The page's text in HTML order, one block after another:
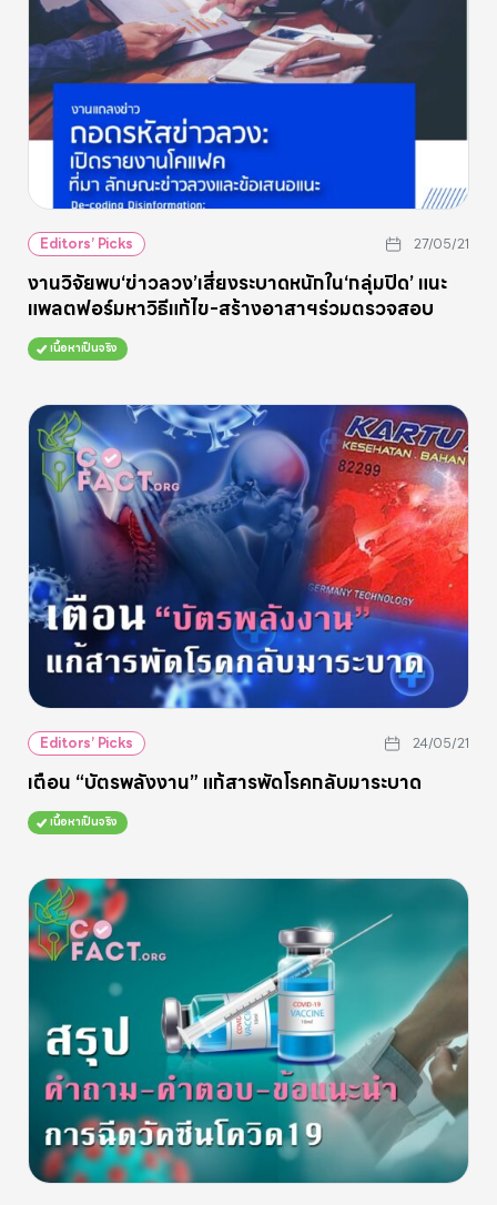
Editors’ Picks 27/05/21
งานวิจัยพบ‘ข่าวลวง’เสี่ยงระบาดหนักใน‘กลุ่มปิด’ แนะ
แพลตฟอร์มหาวิธีแก้ไข-สร้างอาสาฯร่วมตรวจสอบ
เนื้อหาเป็นจริง
Editors’ Picks 24/05/21
เตือน “บัตรพลังงาน” แก้สารพัดโรคกลับมาระบาด
เนื้อหาเป็นจริง